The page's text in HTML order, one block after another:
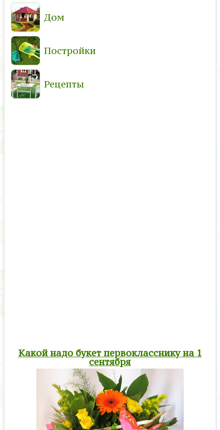
Дом
Постройки
Рецепты
Какой надо букет первокласснику на 1
сентября